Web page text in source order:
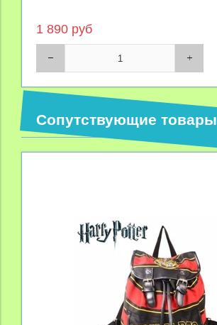
1 890 руб
Сопутствующие товары